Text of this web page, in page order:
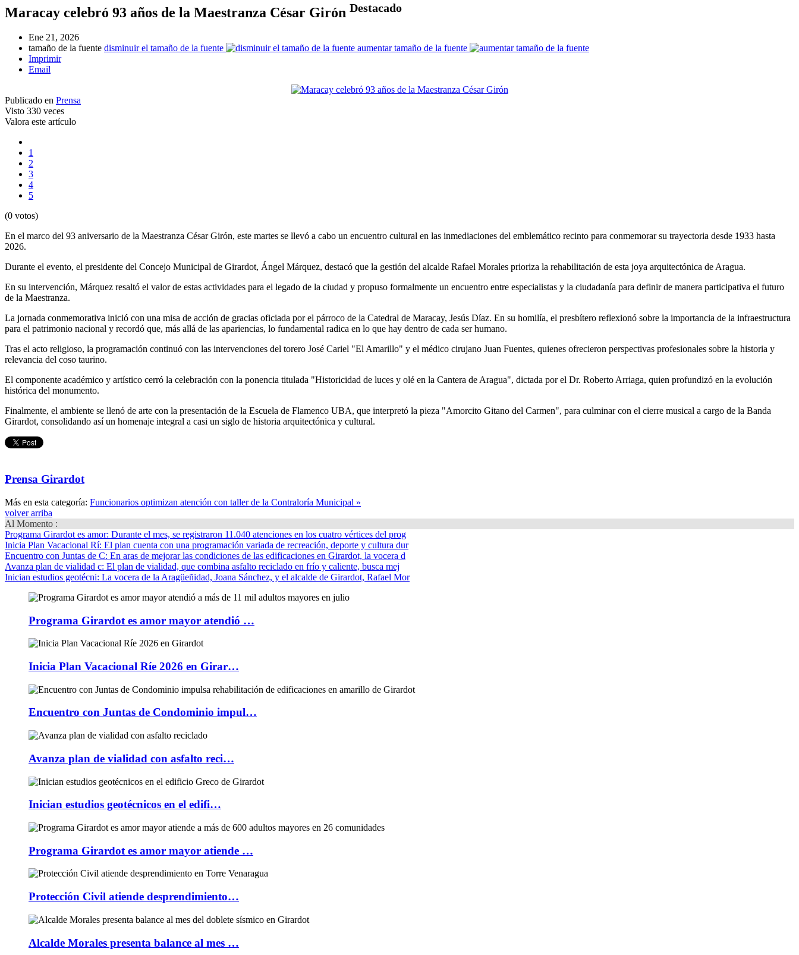
Maracay celebró 93 años de la Maestranza César Girón Destacado
Ene 21, 2026
tamaño de la fuente disminuir el tamaño de la fuente
aumentar tamaño de la fuente
Imprimir
Email
Publicado en Prensa
Visto 330 veces
Valora este artículo
1
2
3
4
5
(0 votos)
En el marco del 93 aniversario de la Maestranza César Girón, este martes se llevó a cabo un encuentro cultural en las inmediaciones del emblemático recinto para conmemorar su trayectoria desde 1933 hasta
2026.
Durante el evento, el presidente del Concejo Municipal de Girardot, Ángel Márquez, destacó que la gestión del alcalde Rafael Morales prioriza la rehabilitación de esta joya arquitectónica de Aragua.
En su intervención, Márquez resaltó el valor de estas actividades para el legado de la ciudad y propuso formalmente un encuentro entre especialistas y la ciudadanía para definir de manera participativa el futuro
de la Maestranza.
La jornada conmemorativa inició con una misa de acción de gracias oficiada por el párroco de la Catedral de Maracay, Jesús Díaz. En su homilía, el presbítero reflexionó sobre la importancia de la infraestructura
para el patrimonio nacional y recordó que, más allá de las apariencias, lo fundamental radica en lo que hay dentro de cada ser humano.
Tras el acto religioso, la programación continuó con las intervenciones del torero José Cariel "El Amarillo" y el médico cirujano Juan Fuentes, quienes ofrecieron perspectivas profesionales sobre la historia y
relevancia del coso taurino.
El componente académico y artístico cerró la celebración con la ponencia titulada "Historicidad de luces y olé en la Cantera de Aragua", dictada por el Dr. Roberto Arriaga, quien profundizó en la evolución
histórica del monumento.
Finalmente, el ambiente se llenó de arte con la presentación de la Escuela de Flamenco UBA, que interpretó la pieza "Amorcito Gitano del Carmen", para culminar con el cierre musical a cargo de la Banda
Girardot, consolidando así un homenaje integral a casi un siglo de historia arquitectónica y cultural.
Prensa Girardot
Más en esta categoría: Funcionarios optimizan atención con taller de la Contraloría Municipal »
volver arriba
Al Momento :
Programa Girardot es amor: Durante el mes, se registraron 11.040 atenciones en los cuatro vértices del prog
Inicia Plan Vacacional Rí: El plan cuenta con una programación variada de recreación, deporte y cultura dur
Encuentro con Juntas de C: En aras de mejorar las condiciones de las edificaciones en Girardot, la vocera d
Avanza plan de vialidad c: El plan de vialidad, que combina asfalto reciclado en frío y caliente, busca mej
Inician estudios geotécni: La vocera de la Aragüeñidad, Joana Sánchez, y el alcalde de Girardot, Rafael Mor
Programa Girardot es amor mayor atendió …
Inicia Plan Vacacional Ríe 2026 en Girar…
Encuentro con Juntas de Condominio impul…
Avanza plan de vialidad con asfalto reci…
Inician estudios geotécnicos en el edifi…
Programa Girardot es amor mayor atiende …
Protección Civil atiende desprendimiento…
Alcalde Morales presenta balance al mes …